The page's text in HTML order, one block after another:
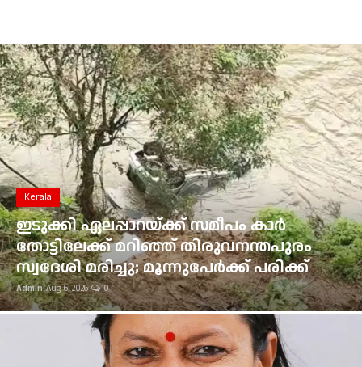
Entertainment
Sports
Food
Gulf News
Loksabha Election 2024
Technology
Health
Jobs Mall
Kerala
ഇടുക്കി ഏലപ്പാറയ്ക്ക് സമീപം കാർ
തോട്ടിലേക്ക് മറിഞ്ഞ് തിരുവനന്തപുരം
സ്വദേശി മരിച്ചു; മൂന്നുപേർക്ക് പരിക്ക്
Admin Aug 6, 2026 0